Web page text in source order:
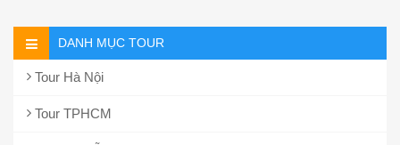
DANH MỤC TOUR
Tour Hà Nội
Tour TPHCM